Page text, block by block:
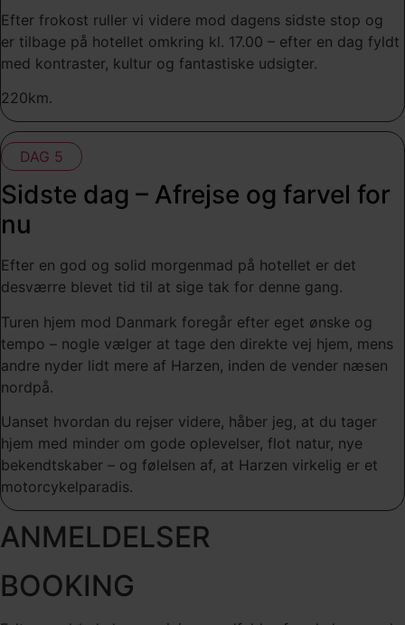
Efter frokost ruller vi videre mod dagens sidste stop og
er tilbage på hotellet omkring kl. 17.00 – efter en dag fyldt
med kontraster, kultur og fantastiske udsigter.
220km.
DAG 5
Sidste dag – Afrejse og farvel for
nu
Efter en god og solid morgenmad på hotellet er det
desværre blevet tid til at sige tak for denne gang.
Turen hjem mod Danmark foregår efter eget ønske og
tempo – nogle vælger at tage den direkte vej hjem, mens
andre nyder lidt mere af Harzen, inden de vender næsen
nordpå.
Uanset hvordan du rejser videre, håber jeg, at du tager
hjem med minder om gode oplevelser, flot natur, nye
bekendtskaber – og følelsen af, at Harzen virkelig er et
motorcykelparadis.
ANMELDELSER
BOOKING